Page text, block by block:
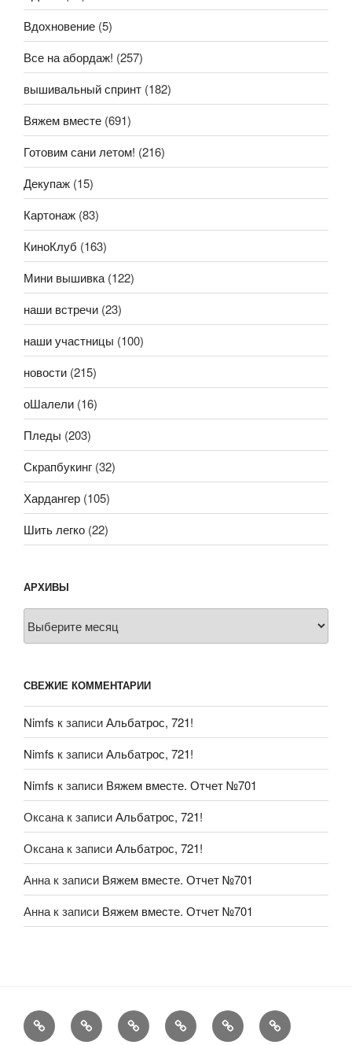
Вдохновение (5)
Все на абордаж! (257)
вышивальный спринт (182)
Вяжем вместе (691)
Готовим сани летом! (216)
Декупаж (15)
Картонаж (83)
КиноКлуб (163)
Мини вышивка (122)
наши встречи (23)
наши участницы (100)
новости (215)
оШалели (16)
Пледы (203)
Скрапбукинг (32)
Хардангер (105)
Шить легко (22)
АРХИВЫ
СВЕЖИЕ КОММЕНТАРИИ
Nimfs к записиАльбатрос, 721!
Nimfs к записиАльбатрос, 721!
Nimfs к записи Вяжем вместе. Отчет №701
Оксана к записиАльбатрос, 721!
Оксана к записиАльбатрос, 721!
Анна к записи Вяжем вместе. Отчет №701
Анна к записи Вяжем вместе. Отчет №701
FAQ Рукоделие
А
еще
Мы КонкурсыОбменник